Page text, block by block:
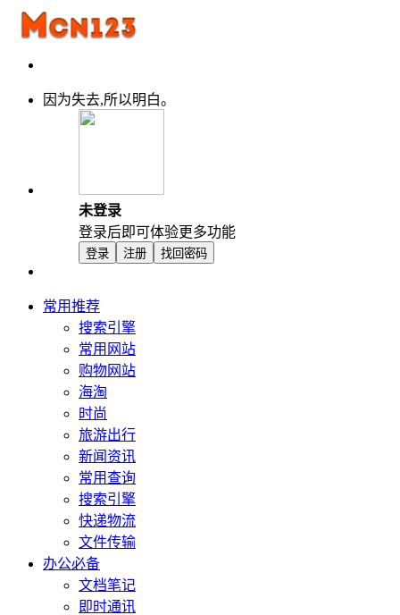
因为失去,所以明白。
未登录
登录后即可体验更多功能
登录 注册 找回密码
常用推荐
搜索引擎
常用网站
购物网站
海淘
时尚
旅游出行
新闻资讯
常用查询
搜索引擎
快递物流
文件传输
办公必备
文档笔记
即时通讯